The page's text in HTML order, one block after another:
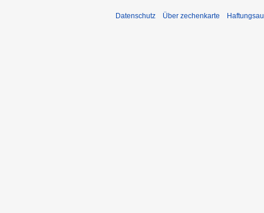
Datenschutz Über zechenkarte